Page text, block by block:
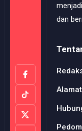
dan
Alamat